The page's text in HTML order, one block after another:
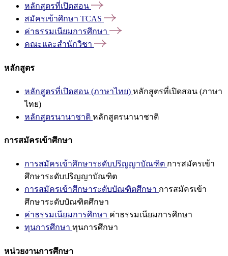
หลักสูตรที่เปิดสอน
สมัครเข้าศึกษา TCAS
ค่าธรรมเนียมการศึกษา
คณะและสำนักวิชา
หลักสูตร
หลักสูตรที่เปิดสอน (ภาษาไทย) หลักสูตรที่เปิดสอน (ภาษา
ไทย)
หลักสูตรนานาชาติ หลักสูตรนานาชาติ
การสมัครเข้าศึกษา
การสมัครเข้าศึกษาระดับปริญญาบัณฑิต การสมัครเข้า
ศึกษาระดับปริญญาบัณฑิต
การสมัครเข้าศึกษาระดับบัณฑิตศึกษา การสมัครเข้า
ศึกษาระดับบัณฑิตศึกษา
ค่าธรรมเนียมการศึกษา ค่าธรรมเนียมการศึกษา
ทุนการศึกษา ทุนการศึกษา
หน่วยงานการศึกษา